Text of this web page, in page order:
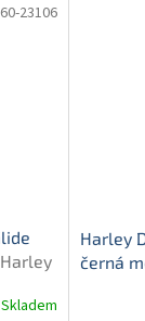
Harley
Skladem
23106
Harley
černá